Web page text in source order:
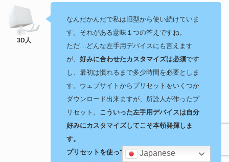
なんだかんだで私は旧型から使い続けていま
す。それがある意味１つの答えですね。
ただ…どんな左手用デバイスにも言えます
が、 好みに合わせたカスタマイズは必須です
し、最初は慣れるまで多少時間を必要としま
す。ウェブサイトからプリセットをいくつか
ダウンロード出来ますが、所詮人が作ったプ
リセット。 こういった左手用デバイスは自分
好みにカスタマイズしてこそ本領発揮しま
す。
プリセットを使ってみて手に馴染まないので
Japanese